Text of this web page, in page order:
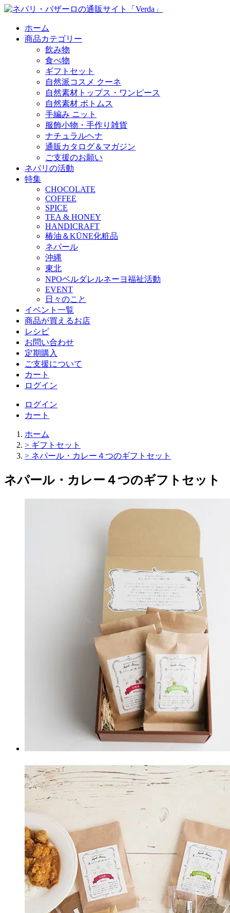
ホーム
商品カテゴリー
飲み物
食べ物
ギフトセット
自然派コスメ クーネ
自然素材トップス・ワンピース
自然素材 ボトムス
手編み ニット
服飾小物・手作り雑貨
ナチュラルヘナ
通販カタログ＆マガジン
ご支援のお願い
ネパリの活動
特集
CHOCOLATE
COFFEE
SPICE
TEA & HONEY
HANDICRAFT
椿油＆KŪNE化粧品
ネパール
沖縄
東北
NPOベルダレルネーヨ福祉活動
EVENT
日々のこと
イベント一覧
商品が買えるお店
レシピ
お問い合わせ
定期購入
ご支援について
カート
ログイン
ログイン
カート
ホーム
> ギフトセット
> ネパール・カレー４つのギフトセット
ネパール・カレー４つのギフトセット